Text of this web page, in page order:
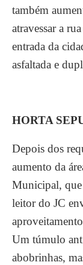
também
atravessar a
entrada da
asfaltada e
HORTA
Depois dos
aumento da
Municipal,
leitor do JC
Um túmulo
abobrinhas,